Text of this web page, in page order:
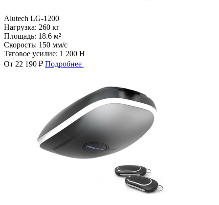
Alutech LG-1200
Нагрузка: 260 кг
Площадь: 18.6 м²
Скорость: 150 мм/с
Тяговое усилие: 1 200 Н
От 22 190 ₽ Подробнее